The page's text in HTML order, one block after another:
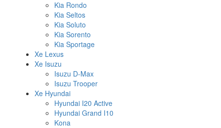
Kia Rondo
Kia Seltos
Kia Soluto
Kia Sorento
Kia Sportage
Xe Lexus
Xe Isuzu
Isuzu D-Max
Isuzu Trooper
Xe Hyundai
Hyundai I20 Active
Hyundai Grand I10
Kona